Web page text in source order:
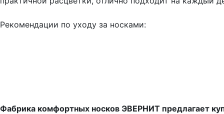
Рекомендации по уходу за носками:
Фабрика комфортных носков ЭВЕРНИТ предлагает